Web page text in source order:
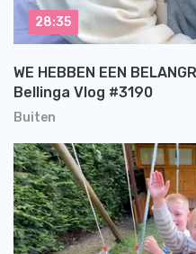
Buiten
WE HEBBEN EEN
Bellinga Vlog #3190
28:35